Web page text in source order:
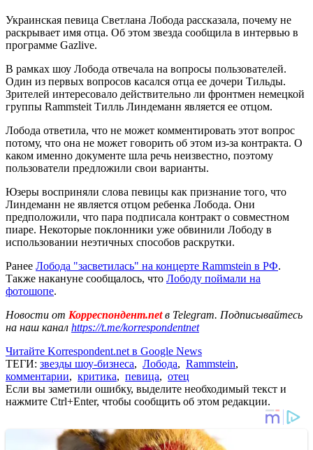
Украинская певица Светлана Лобода рассказала, почему не
раскрывает имя отца. Об этом звезда сообщила в интервью в
программе Gazlive.
В рамках шоу Лобода отвечала на вопросы пользователей.
Один из первых вопросов касался отца ее дочери Тильды.
Зрителей интересовало действительно ли фронтмен немецкой
группы Rammsteit Тилль Линдеманн является ее отцом.
Лобода ответила, что не может комментировать этот вопрос
потому, что она не может говорить об этом из-за контракта. О
каком именно документе шла речь неизвестно, поэтому
пользователи предложили свои варианты.
Юзеры восприняли слова певицы как признание того, что
Линдеманн не является отцом ребенка Лобода. Они
предположили, что пара подписала контракт о совместном
пиаре. Некоторые поклонники уже обвинили Лободу в
использовании неэтичных способов раскрутки.
Ранее Лобода "засветилась" на концерте Rammstein в РФ.
Также накануне сообщалось, что Лободу поймали на
фотошопе.
Новости от Корреспондент.netв Telegram. Подписывайтесь
на наш канал https://t.me/korrespondentnet
Читайте Korrespondent.net в Google News
ТЕГИ: звезды шоу-бизнеса, Лобода, Rammstein,
комментарии, критика, певица, отец
Если вы заметили ошибку, выделите необходимый текст и
нажмите Ctrl+Enter, чтобы сообщить об этом редакции.